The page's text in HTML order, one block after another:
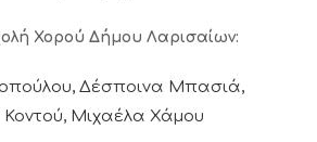
Χορού Δήμου Λαρισαίων:
Δέσποινα Μπασιά,
Κοντού, Μιχαέλα Χάμου